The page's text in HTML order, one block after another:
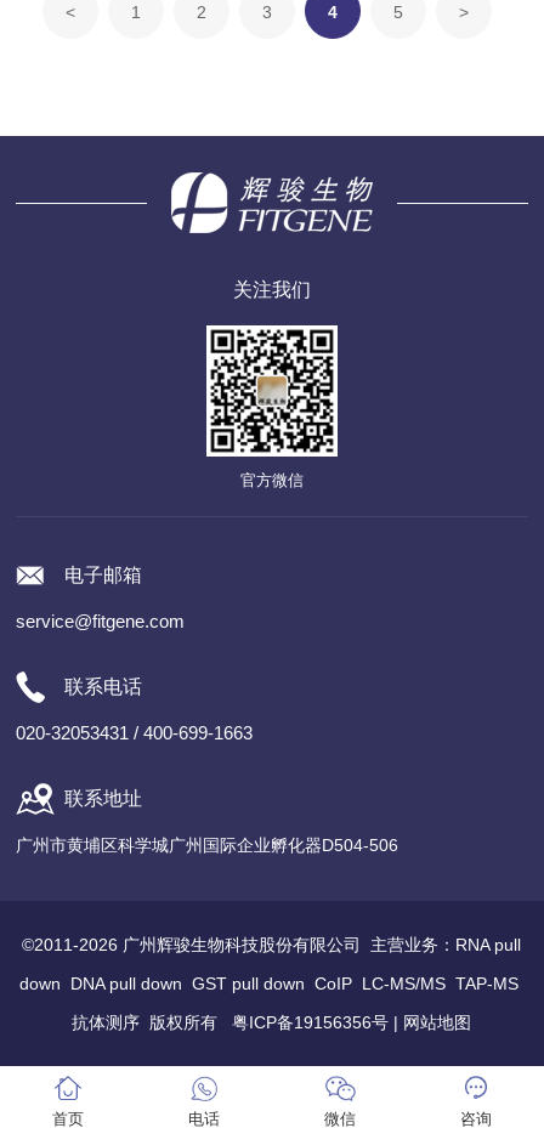
< 1 2 3 4 5 >
关注我们
官方微信
电子邮箱
service@fitgene.com
联系电话
020-32053431 / 400-699-1663
联系地址
广州市黄埔区科学城广州国际企业孵化器D504-506
©2011-2026 广州辉骏生物科技股份有限公司 主营业务： RNA pull
down
DNA pull down GST pull down CoIP LC-MS/MS TAP-MS
抗体测序 版权所有粤ICP备19156356号 | 网站地图
首页 电话 微信 咨询